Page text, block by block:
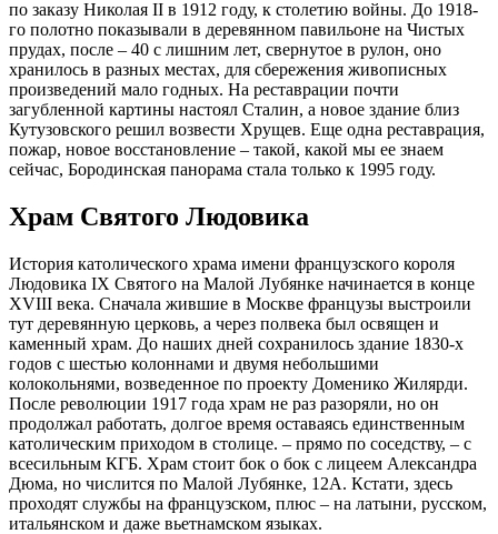
по заказу Николая II в 1912 году, к столетию войны. До 1918-
го полотно показывали в деревянном павильоне на Чистых
прудах, после – 40 с лишним лет, свернутое в рулон, оно
хранилось в разных местах, для сбережения живописных
произведений мало годных. На реставрации почти
загубленной картины настоял Сталин, а новое здание близ
Кутузовского решил возвести Хрущев. Еще одна реставрация,
пожар, новое восстановление – такой, какой мы ее знаем
сейчас, Бородинская панорама стала только к 1995 году.
Храм Святого Людовика
История католического храма имени французского короля
Людовика IX Святого на Малой Лубянке начинается в конце
XVIII века. Сначала жившие в Москве французы выстроили
тут деревянную церковь, а через полвека был освящен и
каменный храм. До наших дней сохранилось здание 1830-х
годов с шестью колоннами и двумя небольшими
колокольнями, возведенное по проекту Доменико Жилярди.
После революции 1917 года храм не раз разоряли, но он
продолжал работать, долгое время оставаясь единственным
католическим приходом в столице. – прямо по соседству, – с
всесильным КГБ. Храм стоит бок о бок с лицеем Александра
Дюма, но числится по Малой Лубянке, 12А. Кстати, здесь
проходят службы на французском, плюс – на латыни, русском,
итальянском и даже вьетнамском языках.